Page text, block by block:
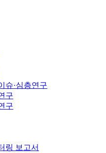
슈·심층연구
구
구
링 보고서